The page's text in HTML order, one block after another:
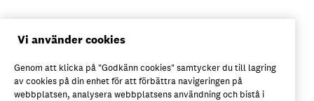
Personuppgiftspolicy
Axfoods integritetspolicy
Vi använder cookies
Genom att klicka på "Godkänn cookies" samtycker du till lagring
av cookies på din enhet för att förbättra navigeringen på
webbplatsen, analysera webbplatsens användning och bistå i